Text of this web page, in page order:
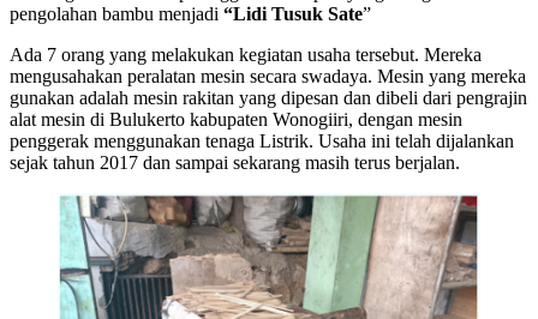
pengolahan bambu menjadi “Lidi Tusuk Sate”
Ada 7 orang yang melakukan kegiatan usaha tersebut. Mereka
mengusahakan peralatan mesin secara swadaya. Mesin yang mereka
gunakan adalah mesin rakitan yang dipesan dan dibeli dari pengrajin
alat mesin di Bulukerto kabupaten Wonogiiri, dengan mesin
penggerak menggunakan tenaga Listrik. Usaha ini telah dijalankan
sejak tahun 2017 dan sampai sekarang masih terus berjalan.